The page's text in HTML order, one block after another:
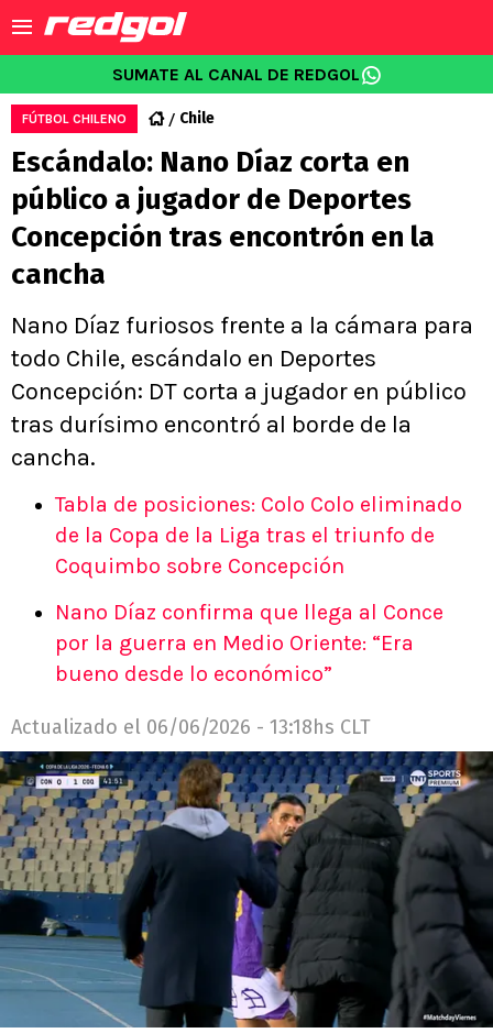
SUMATE AL CANAL DE REDGOL
FÚTBOL CHILENO Chile
Escándalo: Nano Díaz corta en
público a jugador de Deportes
Concepción tras encontrón en la
cancha
Nano Díaz furiosos frente a la cámara para
todo Chile, escándalo en Deportes
Concepción: DT corta a jugador en público
tras durísimo encontró al borde de la
cancha.
Tabla de posiciones: Colo Colo eliminado
de la Copa de la Liga tras el triunfo de
Coquimbo sobre Concepción
Nano Díaz confirma que llega al Conce
por la guerra en Medio Oriente: “Era
bueno desde lo económico”
Actualizado el 06/06/2026 - 13:18hs CLT